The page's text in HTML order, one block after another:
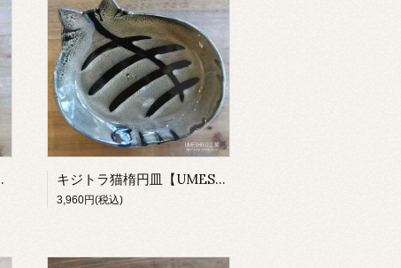
工房】 キジトラ猫楕円皿【UMESHISO工房】
3,960円(税込)